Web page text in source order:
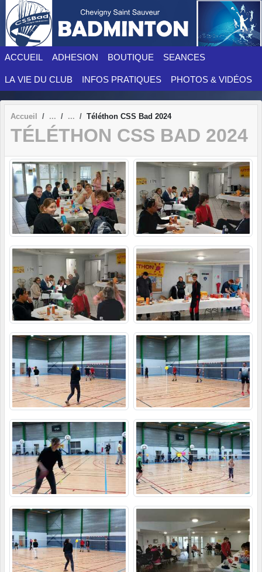
ACCUEIL ADHESION BOUTIQUE SEANCES
LA VIE DU CLUB INFOS PRATIQUES PHOTOS & VIDÉOS
Accueil Téléthon CSS Bad 2024
TÉLÉTHON CSS BAD 2024
Panneau de gestion des cookies